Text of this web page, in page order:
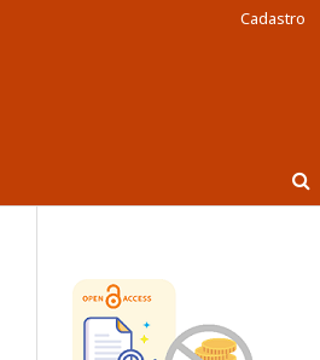
Cadastro